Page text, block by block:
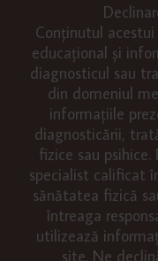
Conținutul
educațional și
diagnosticul sau
din domeniul
informațiile
diagnosticării,
fizice sau
specialist calificat
sănătatea fizică
întreaga
utilizează
site. Ne